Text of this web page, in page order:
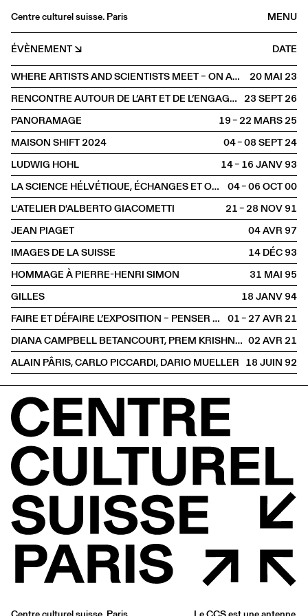
MENU
Centre culturel suisse. Paris
Agenda
Librairie
Buvette
Archives
Médiathèque
Éditions
Informations
FR/EN
PAROLE Table ronde
ÉVÈNEMENT
DATE
WHERE ARTISTS AND SCIENTISTS MEET – ON ARTISTIC RESEARCH AND SCIENTIFIC CREATIVITY
20 MAI2023
RENCONTRE AUTOUR DE L’ART ET DE L’ENGAGEMENT FÉMINISTE 23 SEPT2026
PANORAMAGE
19 – 22 MARS2025
MAISON SHIFT 2024
04 – 08 SEPT2024
LUDWIG HOHL
14 – 16 JANV1993
LA SCIENCE HÉLVÉTIQUE, ÉCHANGES ET OUVERTURE
04 – 06 OCT2000
L'ATELIER D'ALBERTO GIACOMETTI
21 – 28 NOV1991
JEAN PIAGET
04 AVR1997
IMAGES DE LA SUISSE
14 DÉC1993
HOMMAGE À PIERRE-HENRI SIMON
31 MAI1995
GILLES
18 JANV1994
FAIRE ET DÉFAIRE L’EXPOSITION – PENSER DES PRATIQUES RESPONSABLES EN TEMPS DE CRISE PLANÉTAIRE
01 – 27 AVR2021
DIANA CAMPBELL BETANCOURT, PREM KRISHNAMURTHY, DRIES RODET, INTEZA SHARIAR & NINA PAIM 02 AVR2021
ALAIN PÂRIS, CARLO PICCARDI, DARIO MUELLER 18 JUIN1992